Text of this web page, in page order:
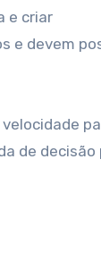
e criar
e devem
de decisão